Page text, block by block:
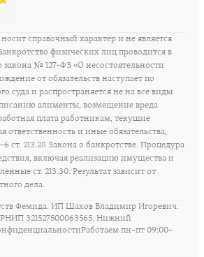
справочный характер и не является
физических лиц проводится в
закона № 127-ФЗ «О несостоятельности
от обязательств наступает по
суда и распространяется не на все виды
алименты, возмещение вреда
плата работникам, текущие
ответственность и иные обязательства,
ст. 213.28 Закона о банкротстве. Процедура
включая реализацию имущества и
ст. 213.30. Результат зависит от
дела.
Фемида. ИП Шахов Владимир Игоревич.
321527500063565. Нижний
Работаем пн–пт 09:00–